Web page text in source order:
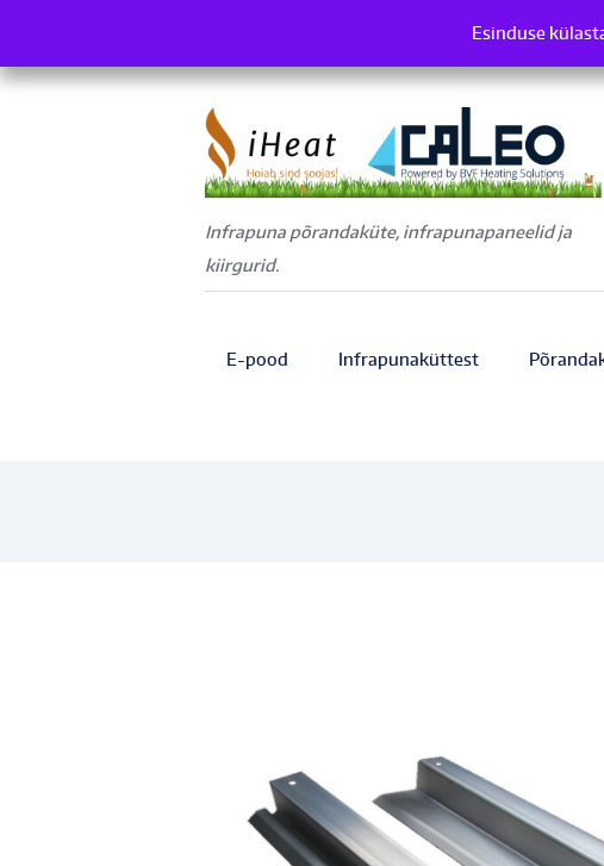
Infrapuna põrandaküte, infrapunapaneelid ja
kiirgurid.
E-pood Infrapunaküttest
Esinduse
Esinduse